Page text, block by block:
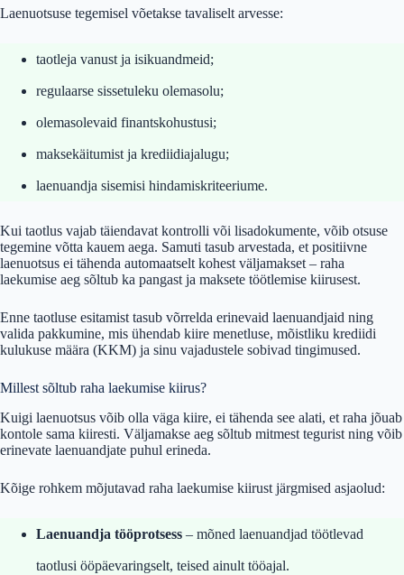
Laenuotsuse tegemisel võetakse tavaliselt arvesse:
taotleja vanust ja isikuandmeid;
regulaarse sissetuleku olemasolu;
olemasolevaid finantskohustusi;
maksekäitumist ja krediidiajalugu;
laenuandja sisemisi hindamiskriteeriume.
Kui taotlus vajab täiendavat kontrolli või lisadokumente, võib otsuse
tegemine võtta kauem aega. Samuti tasub arvestada, et positiivne
laenuotsus ei tähenda automaatselt kohest väljamakset – raha
laekumise aeg sõltub ka pangast ja maksete töötlemise kiirusest.
Enne taotluse esitamist tasub võrrelda erinevaid laenuandjaid ning
valida pakkumine, mis ühendab kiire menetluse, mõistliku krediidi
kulukuse määra (KKM) ja sinu vajadustele sobivad tingimused.
Millest sõltub raha laekumise kiirus?
Kuigi laenuotsus võib olla väga kiire, ei tähenda see alati, et raha jõuab
kontole sama kiiresti. Väljamakse aeg sõltub mitmest tegurist ning võib
erinevate laenuandjate puhul erineda.
Kõige rohkem mõjutavad raha laekumise kiirust järgmised asjaolud:
Laenuandja tööprotsess – mõned laenuandjad töötlevad
taotlusi ööpäevaringselt, teised ainult tööajal.